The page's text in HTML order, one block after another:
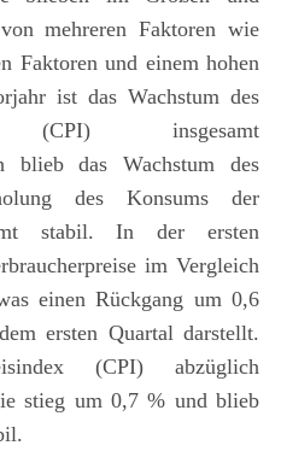
mehreren Faktoren wie
Faktoren und einem hohen
ist das Wachstum des
(CPI) insgesamt
blieb das Wachstum des
des Konsums der
stabil. In der ersten
im Vergleich
einen Rückgang um 0,6
ersten Quartal darstellt.
(CPI) abzüglich
stieg um 0,7 % und blieb